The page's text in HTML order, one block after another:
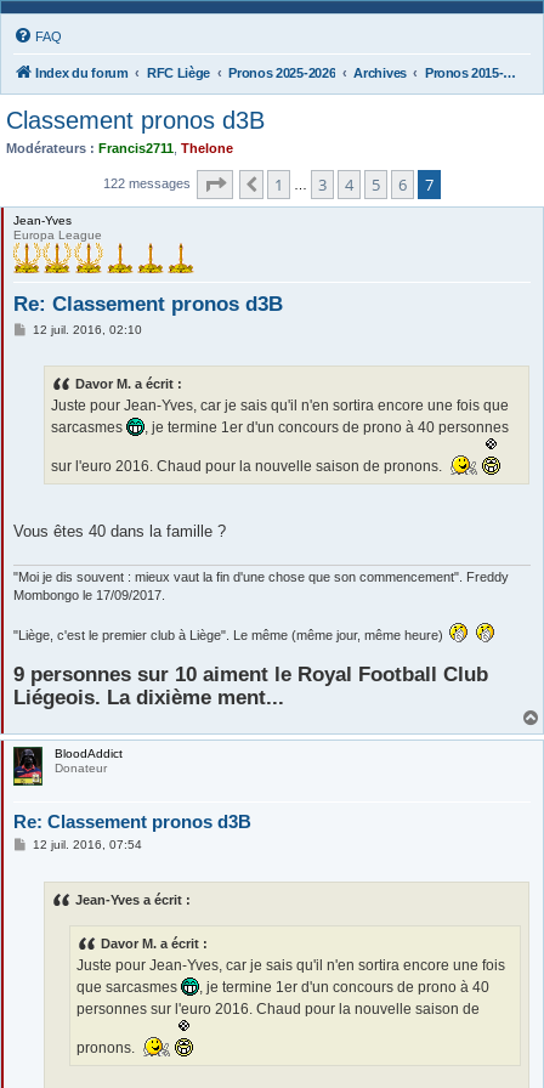
FAQ
Index du forum RFC Liège Pronos 2025-2026 Archives Pronos 2015-2016
Classement pronos d3B
Modérateurs : Francis2711 Thelone
122 messages Page sur
Précédente
1 3 4 5 6 7
Jean-Yves
Europa League
Re: Classement pronos d3B
M12 juil. 2016, 02:10
Davor M. a écrit :
Juste pour Jean-Yves, car je sais qu'il n'en sortira encore une fois que
sarcasmes
, je termine 1er d'un concours de prono à 40 personnes
sur l'euro 2016. Chaud pour la nouvelle saison de pronons.
Vous êtes 40 dans la famille ?
"Moi je dis souvent : mieux vaut la fin d'une chose que son commencement". Freddy
Mombongo le 17/09/2017.
"Liège, c'est le premier club à Liège". Le même (même jour, même heure)
9 personnes sur 10 aiment le Royal Football Club
Liégeois. La dixième ment...
BloodAddict
Donateur
Re: Classement pronos d3B
M
12 juil. 2016, 07:54
Jean-Yves a écrit :
Davor M. a écrit :
Juste pour Jean-Yves, car je sais qu'il n'en sortira encore une fois
que sarcasmes
, je termine 1er d'un concours de prono à 40
personnes sur l'euro 2016. Chaud pour la nouvelle saison de
pronons.